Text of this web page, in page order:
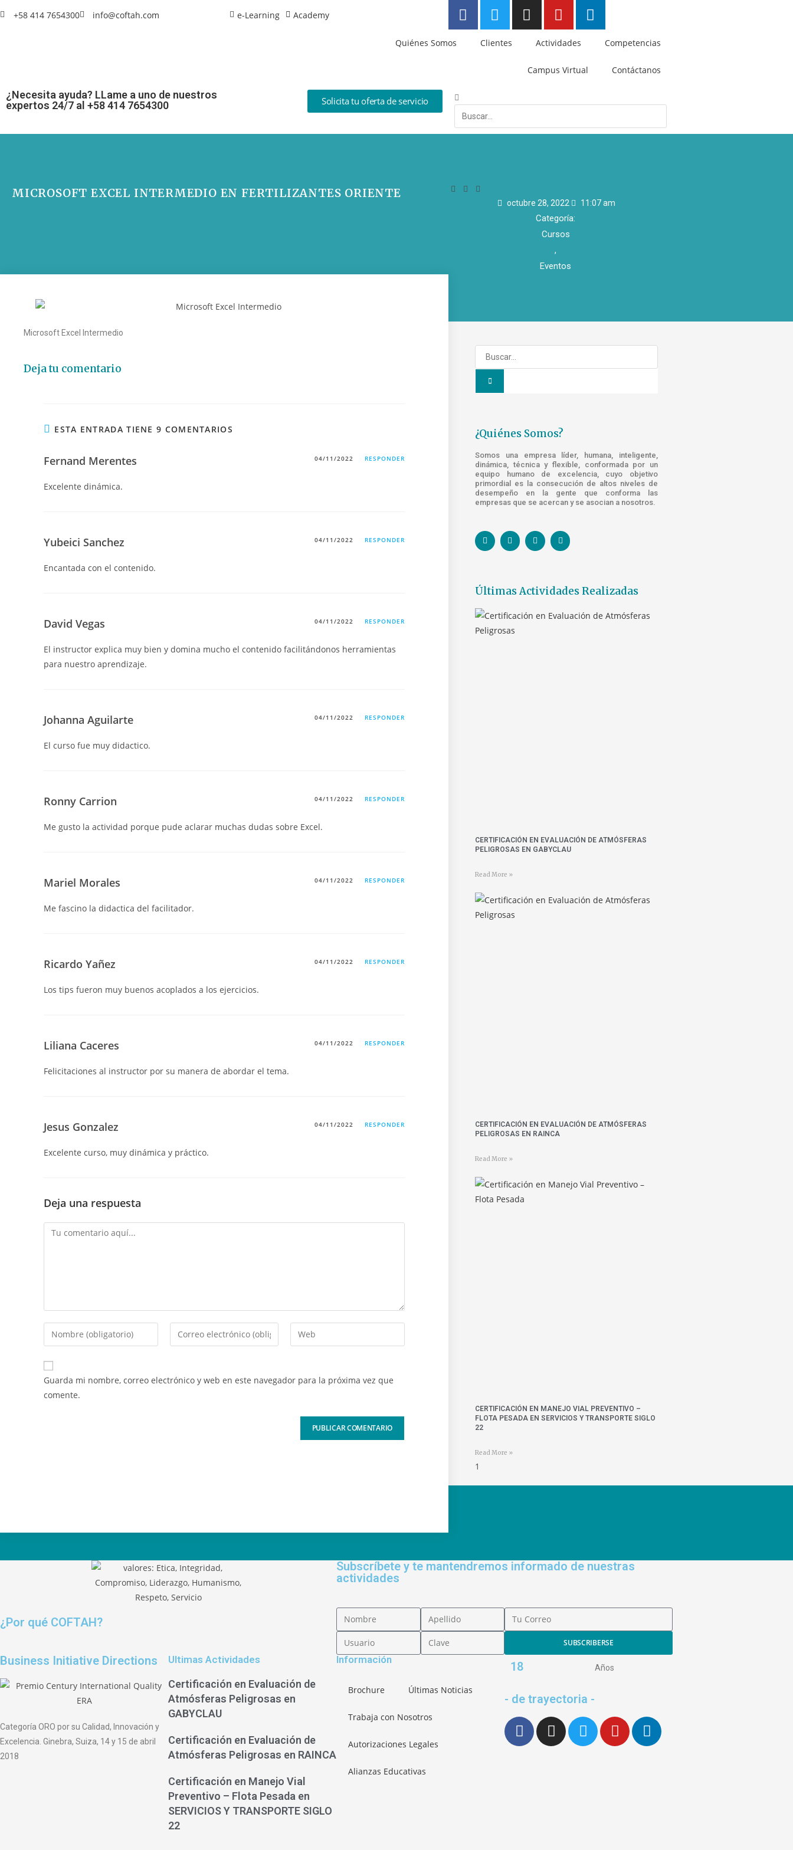
+58 414 7654300 info@coftah.com e-Learning Academy
Quiénes Somos Clientes Actividades Competencias
Campus Virtual Contáctanos
¿Necesita ayuda? LLame a uno de nuestros
expertos 24/7 al +58 414 7654300
Solicita tu oferta de servicio
MICROSOFT EXCEL INTERMEDIO EN FERTILIZANTES ORIENTE
octubre 28, 2022 11:07 am
Categoría:
Cursos
,
Eventos
Microsoft Excel Intermedio
Deja tu comentario
ESTA ENTRADA TIENE 9 COMENTARIOS
Fernand Merentes 04/11/2022 RESPONDER
Excelente dinámica.
Yubeici Sanchez 04/11/2022 RESPONDER
Encantada con el contenido.
David Vegas 04/11/2022 RESPONDER
El instructor explica muy bien y domina mucho el contenido facilitándonos herramientas
para nuestro aprendizaje.
Johanna Aguilarte 04/11/2022 RESPONDER
El curso fue muy didactico.
Ronny Carrion 04/11/2022 RESPONDER
Me gusto la actividad porque pude aclarar muchas dudas sobre Excel.
Mariel Morales 04/11/2022 RESPONDER
Me fascino la didactica del facilitador.
Ricardo Yañez 04/11/2022 RESPONDER
Los tips fueron muy buenos acoplados a los ejercicios.
Liliana Caceres 04/11/2022 RESPONDER
Felicitaciones al instructor por su manera de abordar el tema.
Jesus Gonzalez 04/11/2022 RESPONDER
Excelente curso, muy dinámica y práctico.
Deja una respuesta
Guarda mi nombre, correo electrónico y web en este navegador para la próxima vez que
comente.
¿Quiénes Somos?
Somos una empresa líder, humana, inteligente,
dinámica, técnica y flexible, conformada por un
equipo humano de excelencia, cuyo objetivo
primordial es la consecución de altos niveles de
desempeño en la gente que conforma las
empresas que se acercan y se asocian a nosotros.
Últimas Actividades Realizadas
CERTIFICACIÓN EN EVALUACIÓN DE ATMÓSFERAS
PELIGROSAS EN GABYCLAU
Read More »
CERTIFICACIÓN EN EVALUACIÓN DE ATMÓSFERAS
PELIGROSAS EN RAINCA
Read More »
CERTIFICACIÓN EN MANEJO VIAL PREVENTIVO –
FLOTA PESADA EN SERVICIOS Y TRANSPORTE SIGLO
22
Read More »
¿Por qué COFTAH?
Subscríbete y te mantendremos informado de nuestras
actividades
SUBSCRIBERSE
Business Initiative Directions
Categoría ORO por su Calidad, Innovación y
Excelencia. Ginebra, Suiza, 14 y 15 de abril
2018
Ultimas Actividades
Certificación en Evaluación de
Atmósferas Peligrosas en
GABYCLAU
Certificación en Evaluación de
Atmósferas Peligrosas en RAINCA
Certificación en Manejo Vial
Preventivo – Flota Pesada en
SERVICIOS Y TRANSPORTE SIGLO
22
Información
Brochure Últimas Noticias
Trabaja con Nosotros
Autorizaciones Legales
Alianzas Educativas
18 Años
- de trayectoria -